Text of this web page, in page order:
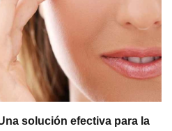
solución efectiva para la